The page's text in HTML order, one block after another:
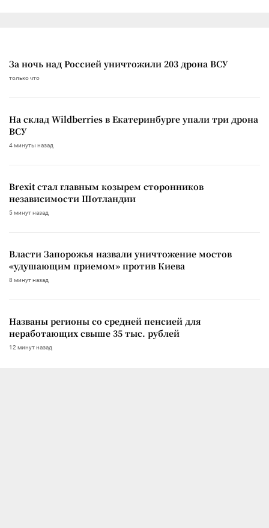
За ночь над Россией уничтожили 203 дрона ВСУ
только что
На склад Wildberries в Екатеринбурге упали три дрона
ВСУ
4 минуты назад
Brexit стал главным козырем сторонников
независимости Шотландии
5 минут назад
Власти Запорожья назвали уничтожение мостов
«удушающим приемом» против Киева
8 минут назад
Названы регионы со средней пенсией для
неработающих свыше 35 тыс. рублей
12 минут назад